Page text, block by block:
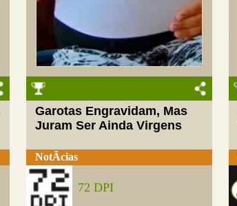
Garotas Engravidam, Mas
Juram Ser Ainda Virgens
NotÃ­cias
72 DPI